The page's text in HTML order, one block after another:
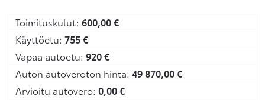
Toimituskulut: 600,00€
Käyttöetu: 755€
Vapaa autoetu: 920€
Auton autoveroton hinta: 49 870,00€
Arvioitu autovero: 0,00€